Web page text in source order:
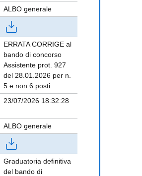
ALBO generale
ERRATA CORRIGE al
bando di concorso
Assistente prot. 927
del 28.01.2026 per n.
5 e non 6 posti
23/07/2026 18:32:28
ALBO generale
Graduatoria definitiva
del bando di